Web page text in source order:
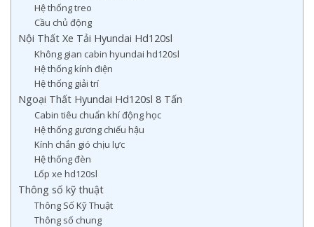
Hệ thống treo
Cầu chủ động
Nội Thất Xe Tải Hyundai Hd120sl
Không gian cabin hyundai hd120sl
Hệ thống kính điện
Hệ thống giải trí
Ngoại Thất Hyundai Hd120sl 8 Tấn
Cabin tiêu chuẩn khí động học
Hệ thống gương chiếu hậu
Kính chắn gió chịu lực
Hệ thống đèn
Lốp xe hd120sl
Thông số kỹ thuật
Thông Số Kỹ Thuật
Thông số chung